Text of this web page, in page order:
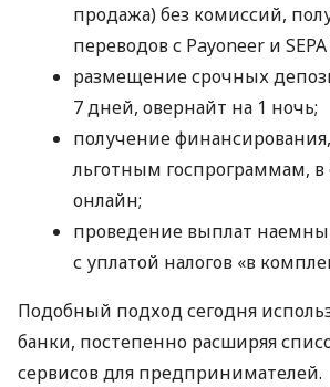
продажа) без комиссий,
переводов с Payoneer и
размещение срочных
7 дней, овернайт на 1 ночь;
получение
льготным госпрограммам,
онлайн;
проведение выплат
с уплатой налогов «в
Подобный подход сегодня
банки, постепенно расширяя
сервисов для предпринимателей.